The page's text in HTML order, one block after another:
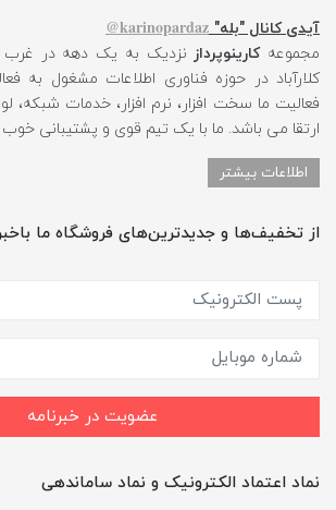
آیدی کانال "بله" karinopardaz@
مجموعهکارینوپرداز نزدیک به یک دهه در غرب
کلارآباد در حوزه فناوری اطلاعات مشغول به
فعالیت ما سخت افزار، نرم افزار، خدمات شبکه،
ارتقا می باشد. ما با یک تیم قوی و پشتیبانی
اطلاعات بیشتر
از تخفیف‌ها و جدیدترین‌های فروشگاه ما
عضویت در خبرنامه
نماد اعتماد الکترونیک و نماد ساماندهی